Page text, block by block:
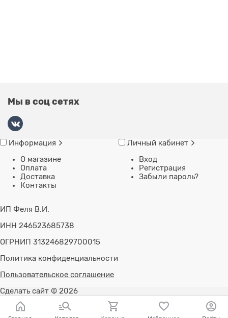
Мы в соц сетях
Информация
О магазине
Оплата
Доставка
Контакты
Личный кабинет
Вход
Регистрация
Забыли пароль?
ИП Феля В.И.
ИНН 246523685738
ОГРНИП 313246829700015
Политика конфиденциальности
Пользовательское соглашение
Сделать сайт © 2026